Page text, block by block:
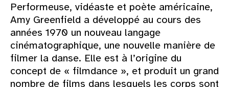
Performeuse, vidéaste et poète américaine,
Amy Greenfield a développé au cours des
années 1970 un nouveau langage
cinématographique, une nouvelle manière de
filmer la danse. Elle est à l’origine du
concept de « filmdance », et produit un grand
nombre de films dans lesquels les corps sont